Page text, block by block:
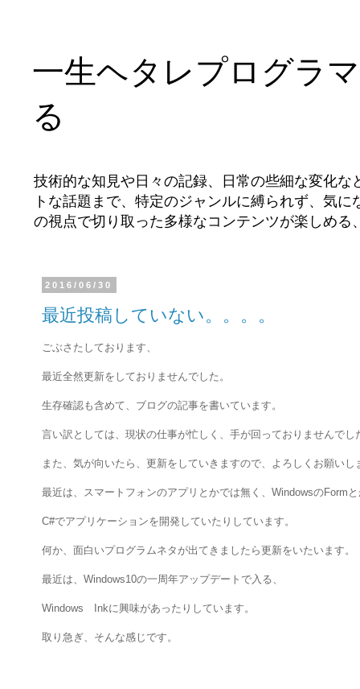
一生ヘタレプログラ
る
技術的な知見や日々の記録、日常の些細な変化
トな話題まで、特定のジャンルに縛られず、気
の視点で切り取った多様なコンテンツが楽しめ
2016/06/30
最近投稿していない。。。。
ごぶさたしております、
最近全然更新をしておりませんでした。
生存確認も含めて、ブログの記事を書いています。
言い訳としては、現状の仕事が忙しく、手が回っておりませんでし
また、気が向いたら、更新をしていきますので、よろしくお願いし
最近は、スマートフォンのアプリとかでは無く、WindowsのForm
C#でアプリケーションを開発していたりしています。
何か、面白いプログラムネタが出てきましたら更新をいたいます。
最近は、Windows10の一周年アップデートで入る、
Windows Inkに興味があったりしています。
取り急ぎ、そんな感じです。